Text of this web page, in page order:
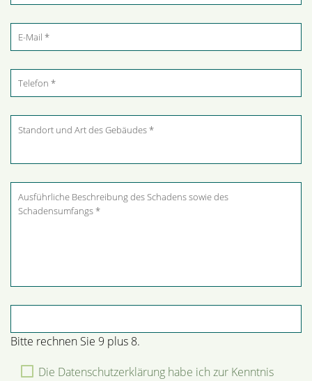
Bitte rechnen Sie 9 plus 8.
Die Datenschutzerklärung habe ich zur Kenntnis